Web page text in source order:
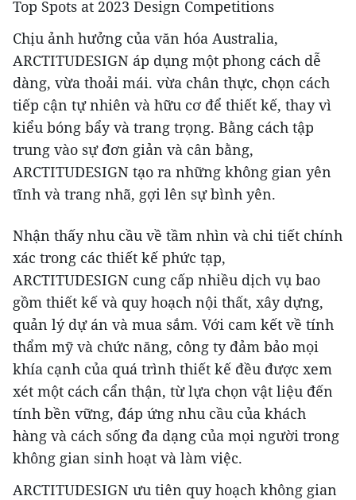
Chịu ảnh hưởng của văn hóa Australia,
ARCTITUDESIGN áp dụng một phong cách dễ
dàng, vừa thoải mái. vừa chân thực, chọn cách
tiếp cận tự nhiên và hữu cơ để thiết kế, thay vì
kiểu bóng bẩy và trang trọng. Bằng cách tập
trung vào sự đơn giản và cân bằng,
ARCTITUDESIGN tạo ra những không gian yên
tĩnh và trang nhã, gợi lên sự bình yên.
Nhận thấy nhu cầu về tầm nhìn và chi tiết chính
xác trong các thiết kế phức tạp,
ARCTITUDESIGN cung cấp nhiều dịch vụ bao
gồm thiết kế và quy hoạch nội thất, xây dựng,
quản lý dự án và mua sắm. Với cam kết về tính
thẩm mỹ và chức năng, công ty đảm bảo mọi
khía cạnh của quá trình thiết kế đều được xem
xét một cách cẩn thận, từ lựa chọn vật liệu đến
tính bền vững, đáp ứng nhu cầu của khách
hàng và cách sống đa dạng của mọi người trong
không gian sinh hoạt và làm việc.
ARCTITUDESIGN ưu tiên quy hoạch không gian